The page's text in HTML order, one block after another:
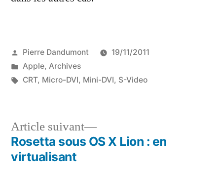
Publié
par
Pierre Dandumont
19/11/2011
Publié
dans
Apple, Archives
Étiquettes :
CRT, Micro-DVI, Mini-DVI, S-Video
Navigation
Article suivant
Article
suivant :
Rosetta sous OS X Lion : en
virtualisant